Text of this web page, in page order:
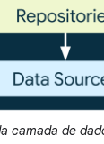
camada de